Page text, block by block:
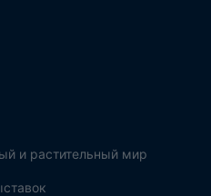
и растительный мир